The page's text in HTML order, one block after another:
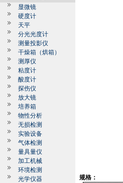
显微镜
硬度计
天平
分光光度计
测量投影仪
干燥箱（烘箱）
测厚仪
粘度计
酸度计
探伤仪
放大镜
培养箱
物性分析
无损检测
实验设备
气体检测
量具量仪
加工机械
环境检测
光学仪器
规格：